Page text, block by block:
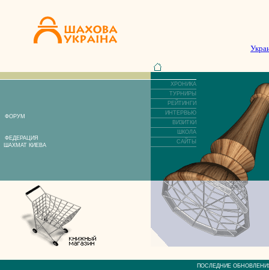
ФОРУМ
ФЕДЕРАЦИЯ
ШАХМАТ КИЕВА
ХРОНИКА
ТУРНИРЫ
РЕЙТИНГИ
ИНТЕРВЬЮ
ВИЗИТКИ
ШКОЛА
САЙТЫ
ПОСЛЕДНИЕ